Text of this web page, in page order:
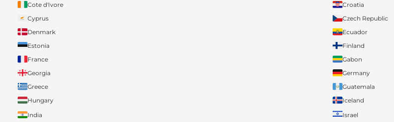
Cote d'Ivore
Croatia
Cyprus
Czech Republic
Denmark
Ecuador
Estonia
Finland
France
Gabon
Georgia
Germany
Greece
Guatemala
Hungary
Iceland
India
Israel